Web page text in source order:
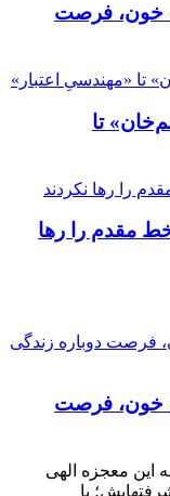
خون، فرصت
تا
خط مقدم را رها
خون، فرصت
معجزه الهی
با